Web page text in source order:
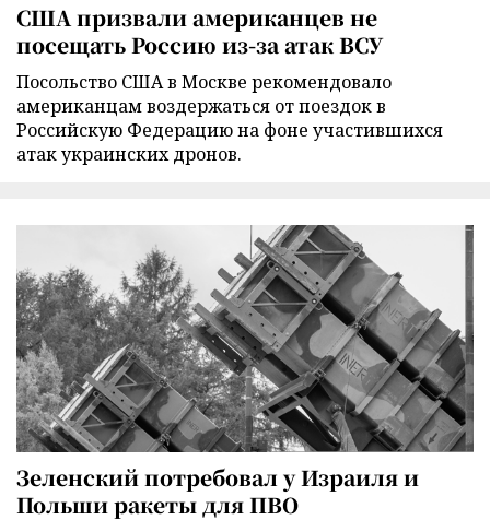
США призвали американцев не
посещать Россию из-за атак ВСУ
Посольство США в Москве рекомендовало
американцам воздержаться от поездок в
Российскую Федерацию на фоне участившихся
атак украинских дронов.
Зеленский потребовал у Израиля и
Польши ракеты для ПВО